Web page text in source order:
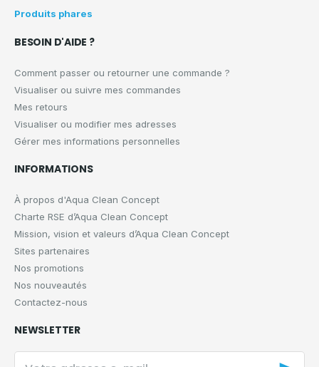
Produits phares
BESOIN D'AIDE ?
Comment passer ou retourner une commande ?
Visualiser ou suivre mes commandes
Mes retours
Visualiser ou modifier mes adresses
Gérer mes informations personnelles
INFORMATIONS
À propos d'Aqua Clean Concept
Charte RSE d’Aqua Clean Concept
Mission, vision et valeurs d’Aqua Clean Concept
Sites partenaires
Nos promotions
Nos nouveautés
Contactez-nous
NEWSLETTER
Votre